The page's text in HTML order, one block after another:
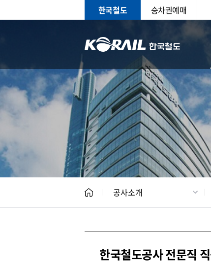
한국철도 승차권예매
CEO 일
공사소개
한국철도공사 전문직